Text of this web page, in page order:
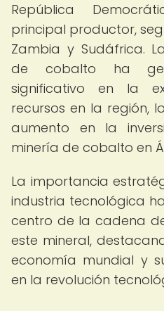
República
principal productor,
Zambia y Sudáfrica.
de cobalto ha
significativo en la
recursos en la región,
aumento en la
minería de cobalto en
La importancia
industria tecnológica
centro de la cadena
este mineral,
economía mundial y
en la revolución